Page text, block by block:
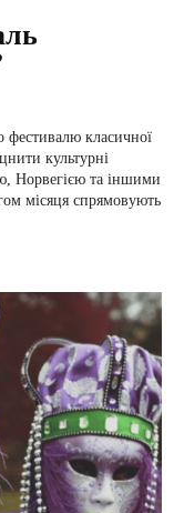
фестивалю класичної
культурні
Норвегією та іншими
місяця спрямовують